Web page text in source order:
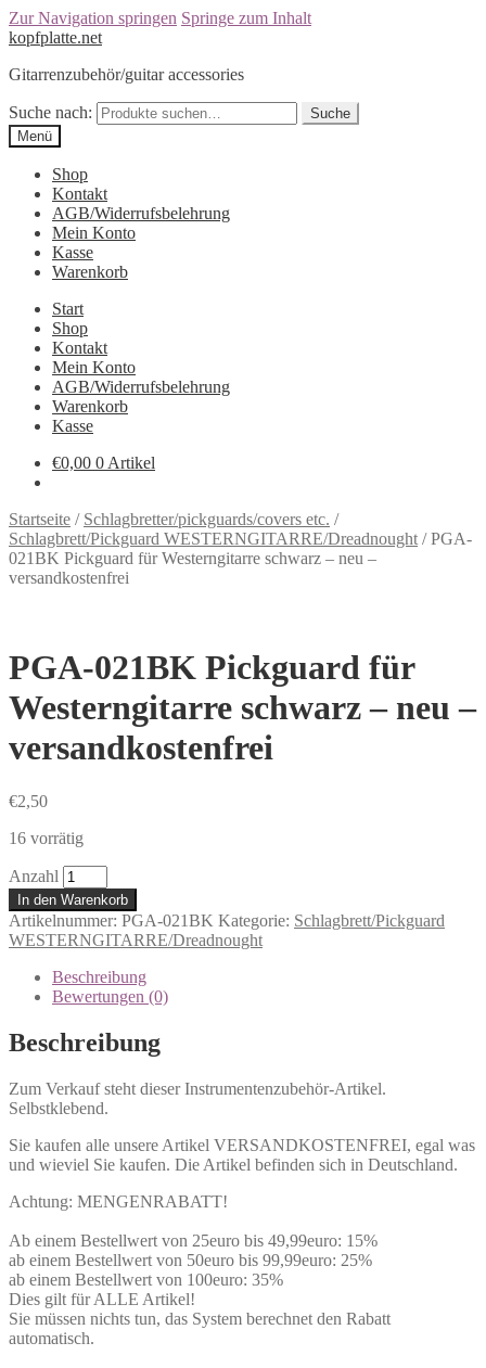
Zur Navigation springen Springe zum Inhalt
kopfplatte.net
Gitarrenzubehör/guitar accessories
Suche nach:
Suche
Menü
Shop
Kontakt
AGB/Widerrufsbelehrung
Mein Konto
Kasse
Warenkorb
Start
Shop
Kontakt
Mein Konto
AGB/Widerrufsbelehrung
Warenkorb
Kasse
€0,00 0 Artikel
Startseite / Schlagbretter/pickguards/covers etc. /
Schlagbrett/Pickguard WESTERNGITARRE/Dreadnought /PGA-
021BK Pickguard für Westerngitarre schwarz – neu –
versandkostenfrei
PGA-021BK Pickguard für
Westerngitarre schwarz – neu –
versandkostenfrei
€2,50
16 vorrätig
Anzahl
In den Warenkorb
Artikelnummer: PGA-021BK Kategorie: Schlagbrett/Pickguard
WESTERNGITARRE/Dreadnought
Beschreibung
Bewertungen (0)
Beschreibung
Zum Verkauf steht dieser Instrumentenzubehör-Artikel.
Selbstklebend.
Sie kaufen alle unsere Artikel VERSANDKOSTENFREI, egal was
und wieviel Sie kaufen. Die Artikel befinden sich in Deutschland.
Achtung: MENGENRABATT!
Ab einem Bestellwert von 25euro bis 49,99euro: 15%
ab einem Bestellwert von 50euro bis 99,99euro: 25%
ab einem Bestellwert von 100euro: 35%
Dies gilt für ALLE Artikel!
Sie müssen nichts tun, das System berechnet den Rabatt
automatisch.